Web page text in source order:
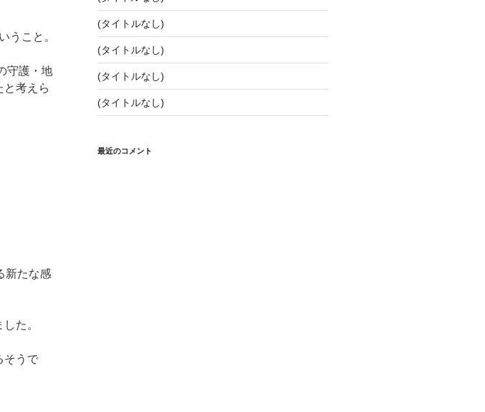
うこと。
守護・地
と考えら
新たな感
た。
そうで
(タイトルなし)
(タイトルなし)
(タイトルなし)
(タイトルなし)
最近のコメント